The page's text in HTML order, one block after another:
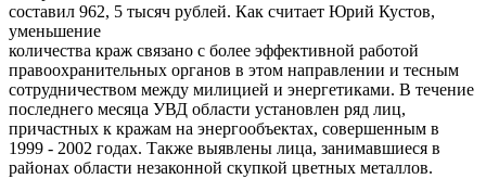
составил 962, 5 тысяч рублей. Как считает Юрий Кустов,
уменьшение
количества краж связано с более эффективной работой
правоохранительных органов в этом направлении и тесным
сотрудничеством между милицией и энергетиками. В течение
последнего месяца УВД области установлен ряд лиц,
причастных к кражам на энергообъектах, совершенным в
1999 - 2002 годах. Также выявлены лица, занимавшиеся в
районах области незаконной скупкой цветных металлов.